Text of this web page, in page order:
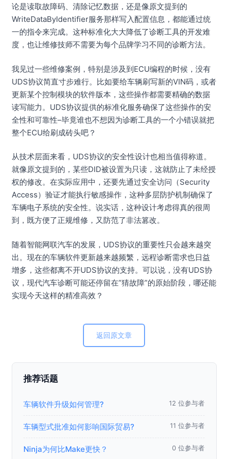
论是读取故障码、清除记忆数据，还是像原文提到的
WriteDataByIdentifier服务那样写入配置信息，都能通过统
一的指令来完成。这种标准化大大降低了诊断工具的开发难
度，也让维修技师不需要为每个品牌学习不同的诊断方法。
我见过一些维修案例，特别是涉及到ECU编程的时候，没有
UDS协议简直寸步难行。比如要给车辆刷写新的VIN码，或者
更新某个控制模块的软件版本，这些操作都需要精确的数据
读写能力。UDS协议提供的标准化服务确保了这些操作的安
全性和可靠性–毕竟谁也不想因为诊断工具的一个小错误就把
整个ECU给刷成砖头吧？
从技术层面来看，UDS协议的安全性设计也相当值得称道。
就像原文提到的，某些DID被设置为只读，这就防止了未经授
权的修改。在实际应用中，还要先通过安全访问（Security
Access）验证才能执行敏感操作，这种多层防护机制确保了
车辆电子系统的安全性。说实话，这种设计考虑得真的很周
到，既方便了正规维修，又防范了非法篡改。
随着智能网联汽车的发展，UDS协议的重要性只会越来越突
出。现在的车辆软件更新越来越频繁，远程诊断需求也日益
增多，这些都离不开UDS协议的支持。可以说，没有UDS协
议，现代汽车诊断可能还停留在”猜故障”的原始阶段，哪还能
实现今天这样的精准高效？
返回原文章
推荐话题
车辆软件升级如何管理? 12 位参与者
车辆型式批准如何影响国际贸易? 11 位参与者
Ninja为何比Make更快？ 0 位参与者